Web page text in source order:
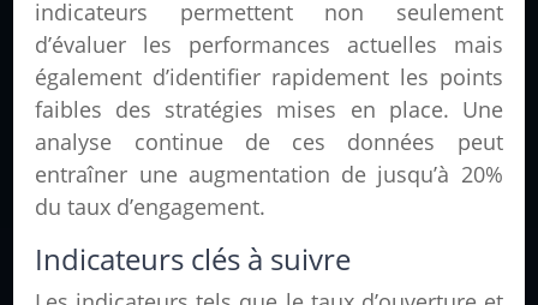
indicateurs permettent non seulement
d’évaluer les performances actuelles mais
également d’identifier rapidement les points
faibles des stratégies mises en place. Une
analyse continue de ces données peut
entraîner une augmentation de jusqu’à 20%
du taux d’engagement.
Indicateurs clés à suivre